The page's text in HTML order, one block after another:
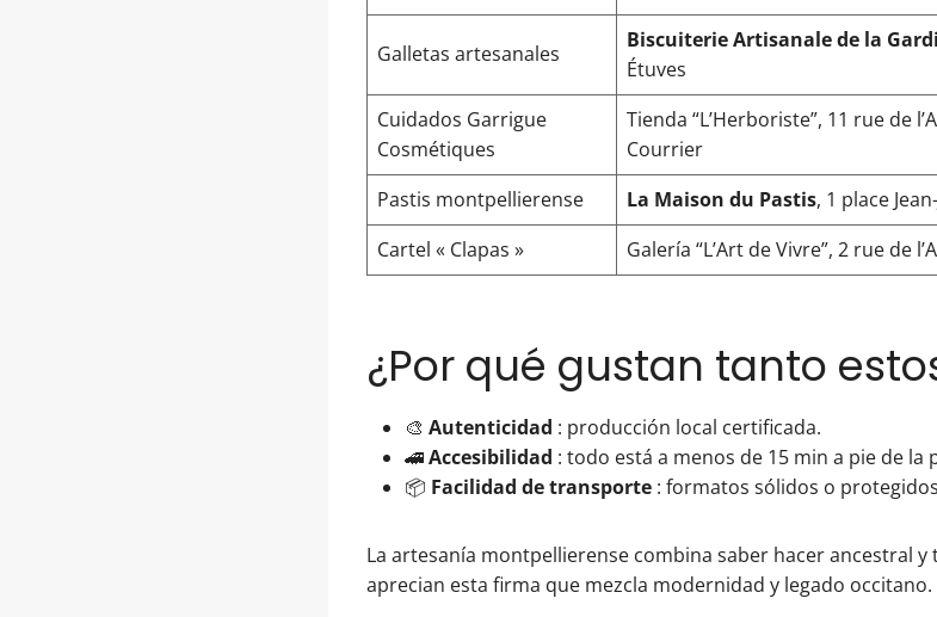
Galletas artesanales
Biscuiterie Artisanale de la
Étuves
Cuidados Garrigue
Cosmétiques
Tienda “L’Herboriste”, 11 rue de
Courrier
Pastis montpellierense La Maison du Pastis, 1 place
Cartel « Clapas »
Galería “L’Art de Vivre”, 2 rue de
¿Por qué gustan tanto
🎨 Autenticidad : producción local certificada.
🚄Accesibilidad : todo está a menos de 15 min a pie de la
📦 Facilidad de transporte : formatos sólidos o
La artesanía montpellierense combina saber hacer ancestral y
aprecian esta firma que mezcla modernidad y legado occitano.